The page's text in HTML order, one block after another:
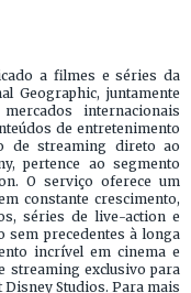
a filmes e séries da
Geographic, juntamente
internacionais
de entretenimento
de streaming direto ao
pertence ao segmento
O serviço oferece um
constante crescimento,
séries de live-action e
sem precedentes à longa
incrível em cinema e
streaming exclusivo para
Studios. Para mais